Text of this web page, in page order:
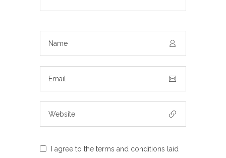
I agree to the terms and conditions laid